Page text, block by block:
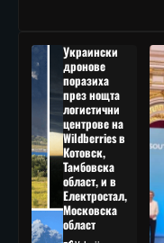
Украински
дронове
поразиха
през нощта
логистични
центрове на
Wildberries в
Котовск,
Тамбовска
област, и в
Електростал,
Московска
област